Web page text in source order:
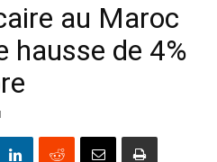
au Maroc
hausse de 4%